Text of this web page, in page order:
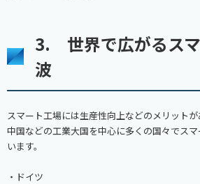
3. 世界で広がるス
波
スマート工場には生産性向上などのメリット
中国などの工業大国を中心に多くの国々でス
います。
・ドイツ